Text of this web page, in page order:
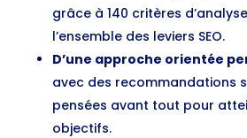
grâce à 140 critères
l’ensemble des leviers SEO.
D’une approche orientée
avec des recommandations
pensées avant tout pour
objectifs.